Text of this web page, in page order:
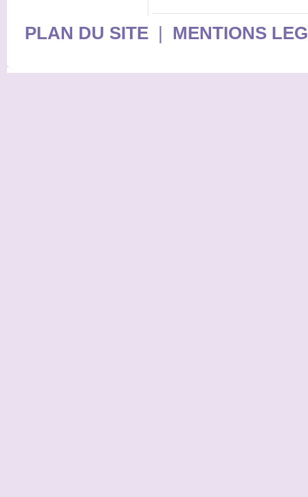
PLAN DU SITE| MENTIONS